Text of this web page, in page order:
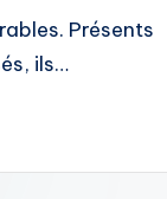
Présents
ils…